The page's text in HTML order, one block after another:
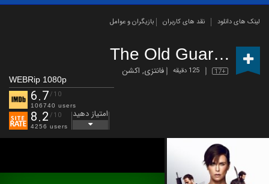
لینک های دانلود نقد های کاربران بازیگران و عوامل
The Old Guard (2020)
17+ 125 دقیقه فانتزی, اکشن
WEBRip 1080p
6.7/10
106740 users
8.2 /10
4256 users
امتیاز دهید